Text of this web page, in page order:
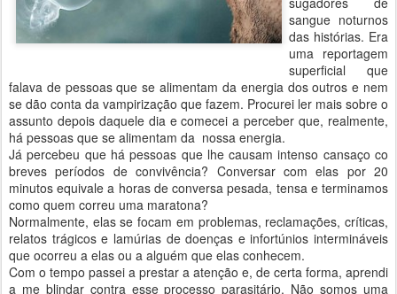
sangue noturnos
das histórias. Era
uma reportagem
superficial que
falava de pessoas que se alimentam da energia dos outros e nem
se dão conta da vampirização que fazem. Procurei ler mais sobre o
assunto depois daquele dia e comecei a perceber que, realmente,
há pessoas que se alimentam da nossa energia.
Já percebeu que há pessoas que lhe causam intenso cansaço co
breves períodos de convivência? Conversar com elas por 20
minutos equivale a horas de conversa pesada, tensa e terminamos
como quem correu uma maratona?
Normalmente, elas se focam em problemas, reclamações, críticas,
relatos trágicos e lamúrias de doenças e infortúnios intermináveis
que ocorreu a elas ou a alguém que elas conhecem.
Com o tempo passei a prestar a atenção e, de certa forma, aprendi
a me blindar contra esse processo parasitário. Não somos uma